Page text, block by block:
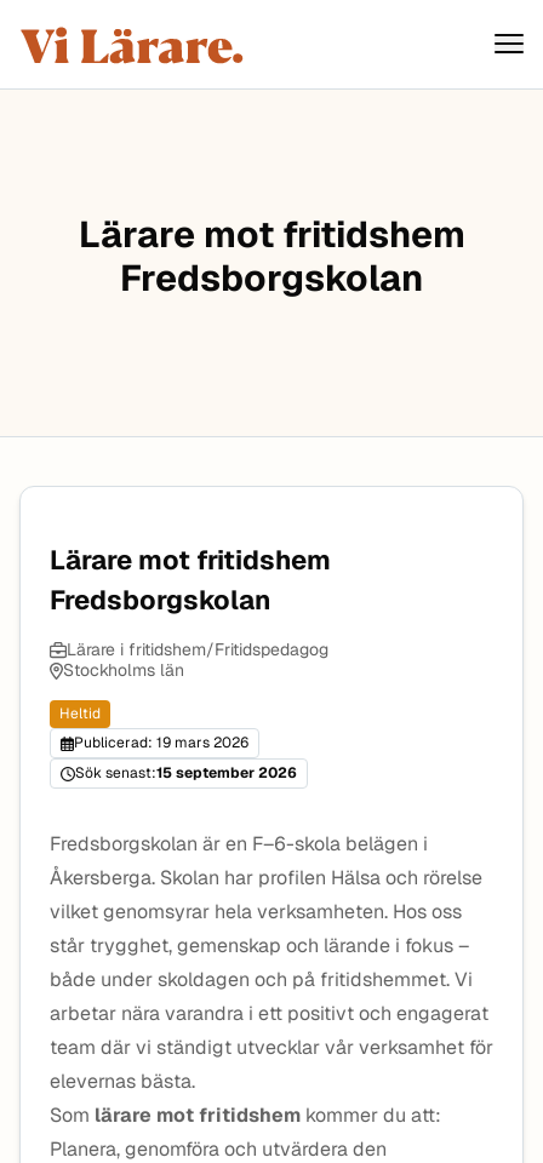
Hoppa till innehåll
ViLärare
Lärare mot fritidshem
Fredsborgskolan
Lärare mot fritidshem
Fredsborgskolan
Lärare i fritidshem/Fritidspedagog
Stockholms län
Heltid
Publicerad: 19 mars 2026
Sök senast:15 september 2026
Fredsborgskolan är en F–6-skola belägen i
Åkersberga. Skolan har profilen Hälsa och rörelse
vilket genomsyrar hela verksamheten. Hos oss
står trygghet, gemenskap och lärande i fokus –
både under skoldagen och på fritidshemmet. Vi
arbetar nära varandra i ett positivt och engagerat
team där vi ständigt utvecklar vår verksamhet för
elevernas bästa.
Som lärare mot fritidshem kommer du att:
Planera, genomföra och utvärdera den